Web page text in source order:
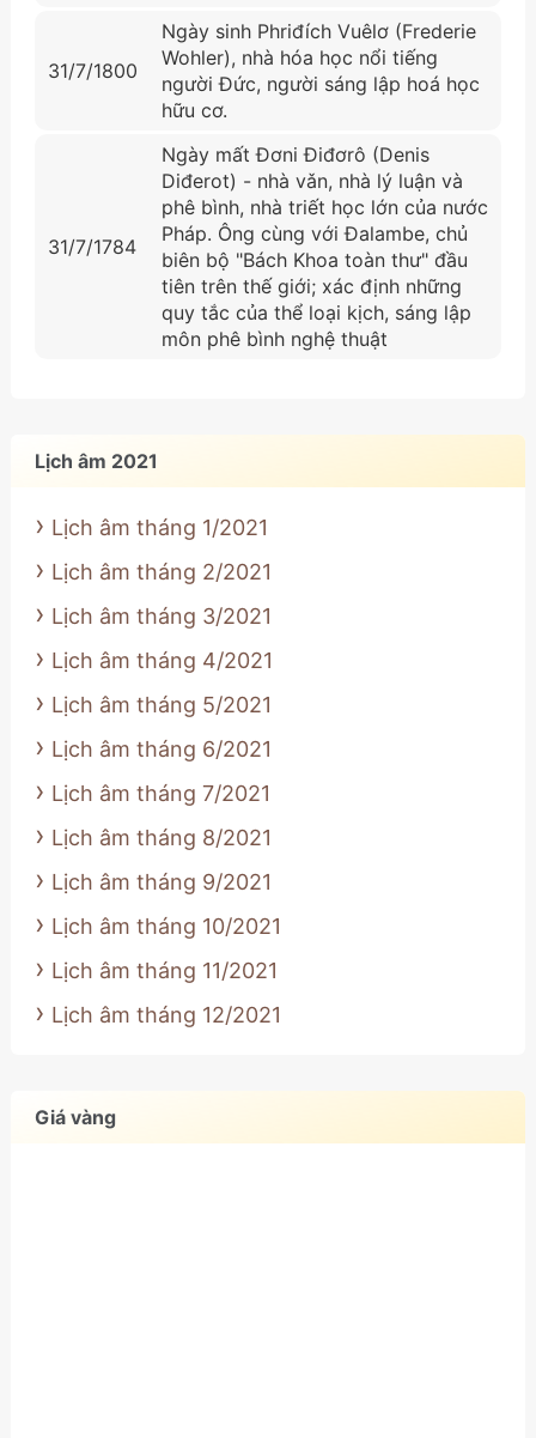
31/7/1800
Ngày sinh Phriđích Vuêlơ (Frederie
Wohler), nhà hóa học nổi tiếng
người Đức, người sáng lập hoá học
hữu cơ.
31/7/1784
Ngày mất Đơni Điđơrô (Denis
Diđerot) - nhà vǎn, nhà lý luận và
phê bình, nhà triết học lớn của nước
Pháp. Ông cùng với Đalambe, chủ
biên bộ "Bách Khoa toàn thư" đầu
tiên trên thế giới; xác định những
quy tắc của thể loại kịch, sáng lập
môn phê bình nghệ thuật
Lịch âm 2021
Lịch âm tháng 1/2021
Lịch âm tháng 2/2021
Lịch âm tháng 3/2021
Lịch âm tháng 4/2021
Lịch âm tháng 5/2021
Lịch âm tháng 6/2021
Lịch âm tháng 7/2021
Lịch âm tháng 8/2021
Lịch âm tháng 9/2021
Lịch âm tháng 10/2021
Lịch âm tháng 11/2021
Lịch âm tháng 12/2021
Giá vàng